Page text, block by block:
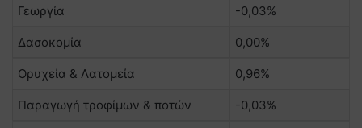
Γεωργία -0,03%
Δασοκομία 0,00%
Ορυχεία & Λατομεία 0,96%
Παραγωγή τροφίμων & ποτών -0,03%